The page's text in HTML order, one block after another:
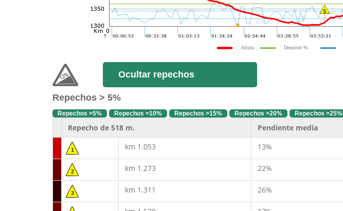
Altura Desnivel %
Ocultar repechos
Repechos > 5%
Repechos >5% Repechos >10% Repechos >15% Repechos >20% Repechos >25%
Repecho de 518 m. Pendiente media
1 km 1.053 13%
2 km 1.273 22%
3 km 1.311 26%